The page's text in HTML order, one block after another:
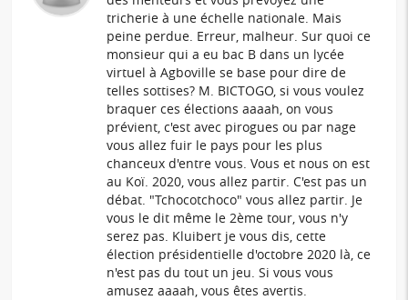
tricherie à une échelle nationale. Mais
peine perdue. Erreur, malheur. Sur quoi ce
monsieur qui a eu bac B dans un lycée
virtuel à Agboville se base pour dire de
telles sottises? M. BICTOGO, si vous voulez
braquer ces élections aaaah, on vous
prévient, c'est avec pirogues ou par nage
vous allez fuir le pays pour les plus
chanceux d'entre vous. Vous et nous on est
au Koï. 2020, vous allez partir. C'est pas un
débat. "Tchocotchoco" vous allez partir. Je
vous le dit même le 2ème tour, vous n'y
serez pas. Kluibert je vous dis, cette
élection présidentielle d'octobre 2020 là, ce
n'est pas du tout un jeu. Si vous vous
amusez aaaah, vous êtes avertis.